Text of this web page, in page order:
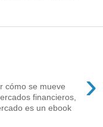
›
cómo se mueve
financieros,
es un ebook